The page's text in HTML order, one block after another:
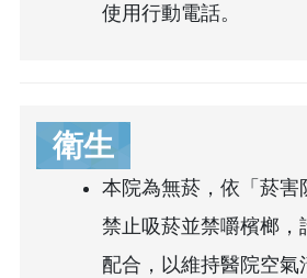
使用行動電話。
衛生
本院為無菸，依「菸害
禁止吸菸並禁嚼檳榔，
配合，以維持醫院空氣